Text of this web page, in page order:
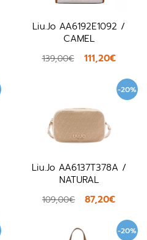
Liu.Jo AA6192E1092 /
CAMEL
139,00€ 111,20€
-20%
Liu.Jo AA6137T378A /
NATURAL
109,00€ 87,20€
-20%